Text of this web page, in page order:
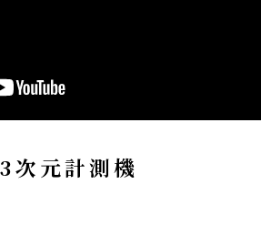
3次元計測機